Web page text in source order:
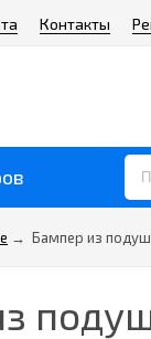
Контакты
→ Бампер из